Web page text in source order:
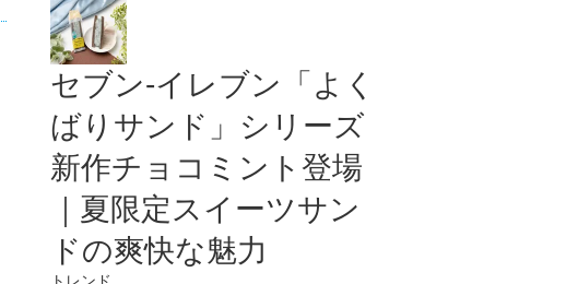
セブン‐イレブン「よく
ばりサンド」シリーズ
新作チョコミント登場
｜夏限定スイーツサン
ドの爽快な魅力